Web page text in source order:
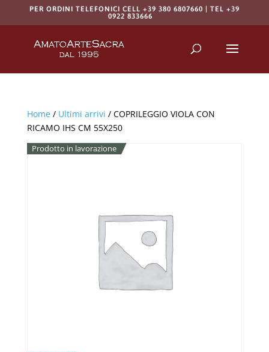
PER ORDINI TELEFONICI CELL +39 380 6807660 | TEL +39
0922 833666
Home/ Ultimi arrivi / COPRILEGGIO VIOLA CON
RICAMO IHS CM 55X250
Prodotto in lavorazione